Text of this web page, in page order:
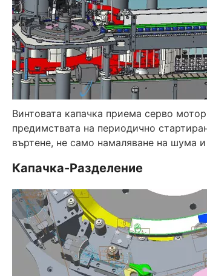
Винтовата капачка приема серво
предимствата на периодично
въртене, не само намаляване на шума и
Капачка-Разделение